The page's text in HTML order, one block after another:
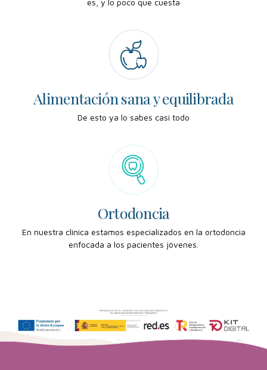
es, y lo poco que cuesta
Alimentación sana y equilibrada
Alimentación sana y equilibrada
De esto ya lo sabes casi todo
Ortodoncia
Ortodoncia
En nuestra clínica estamos especializados en la ortodoncia
enfocada a los pacientes jóvenes.